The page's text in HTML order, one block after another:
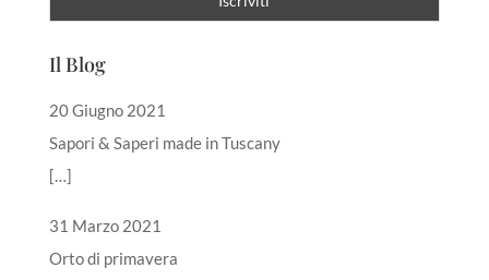
Il Blog
20 Giugno 2021
Sapori & Saperi made in Tuscany
[…]
31 Marzo 2021
Orto di primavera